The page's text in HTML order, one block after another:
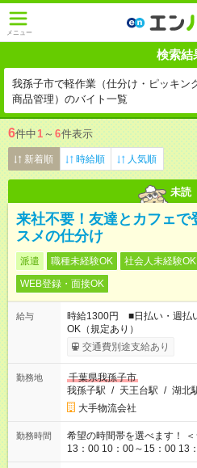
メニュー
検索結
我孫子市で軽作業（仕分け・ピッキン
商品管理）のバイト一覧
6件中1 ～ 6件表示
新着順 時給順 人気順
未読
来社不要！友達とカフェで
スメの仕分け
派遣 職種未経験OK 社会人未経験OK
WEB登録・面接OK
給与
時給1300円 ■日払い・週払
OK（規定あり）
交通費別途支給あり
勤務地
千葉県我孫子市
我孫子駅 / 天王台駅 / 湖北
大手物流会社
勤務時間
希望の時間帯を選べます！
13：00 10：00～15：00 13
シフト例：8時間～＞ ・10